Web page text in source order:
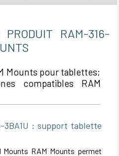
PRODUIT RAM-316-
Mounts pour tablettes;
compatibles RAM
3BA1U : support tablette
RAM Mounts permet